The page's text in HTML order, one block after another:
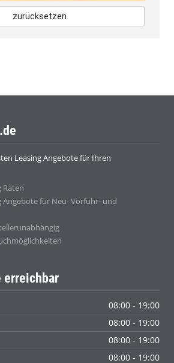
zurücksetzen
Leasing Angebote für Ihren
Raten
Angebote für Neu- Vorführ- und
erreichbar
08:00 - 19:00
08:00 - 19:00
08:00 - 19:00
08:00 - 19:00